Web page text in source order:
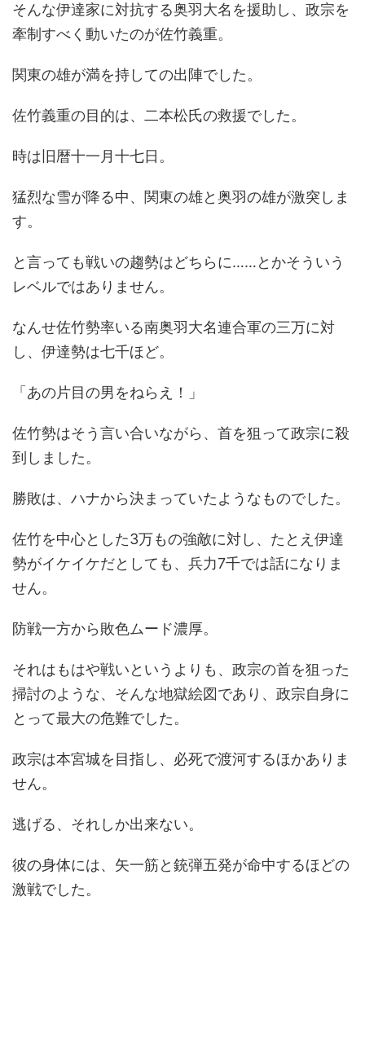
そんな伊達家に対抗する奥羽大名を援助し、政宗を
牽制すべく動いたのが佐竹義重。
関東の雄が満を持しての出陣でした。
佐竹義重の目的は、二本松氏の救援でした。
時は旧暦十一月十七日。
猛烈な雪が降る中、関東の雄と奥羽の雄が激突しま
す。
と言っても戦いの趨勢はどちらに……とかそういう
レベルではありません。
なんせ佐竹勢率いる南奥羽大名連合軍の三万に対
し、伊達勢は七千ほど。
「あの片目の男をねらえ！」
佐竹勢はそう言い合いながら、首を狙って政宗に殺
到しました。
勝敗は、ハナから決まっていたようなものでした。
佐竹を中心とした3万もの強敵に対し、たとえ伊達
勢がイケイケだとしても、兵力7千では話になりま
せん。
防戦一方から敗色ムード濃厚。
それはもはや戦いというよりも、政宗の首を狙った
掃討のような、そんな地獄絵図であり、政宗自身に
とって最大の危難でした。
政宗は本宮城を目指し、必死で渡河するほかありま
せん。
逃げる、それしか出来ない。
彼の身体には、矢一筋と銃弾五発が命中するほどの
激戦でした。